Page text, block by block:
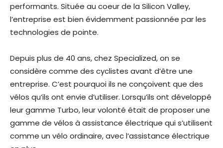
performants. Située au coeur de la Silicon Valley,
l’entreprise est bien évidemment passionnée par les
technologies de pointe.
Depuis plus de 40 ans, chez Specialized, on se
considère comme des cyclistes avant d’être une
entreprise. C’est pourquoi ils ne conçoivent que des
vélos qu’ils ont envie d’utiliser. Lorsqu’ils ont développé
leur gamme Turbo, leur volonté était de proposer une
gamme de vélos à assistance électrique qui s’utilisent
comme un vélo ordinaire, avec l’assistance électrique